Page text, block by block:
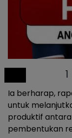
1
Ia berharap,
untuk
produktif
pembentukan